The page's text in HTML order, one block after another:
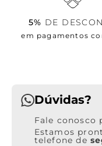
5% DE
em pagamentos
Dúvidas?
Estamos
telefone de